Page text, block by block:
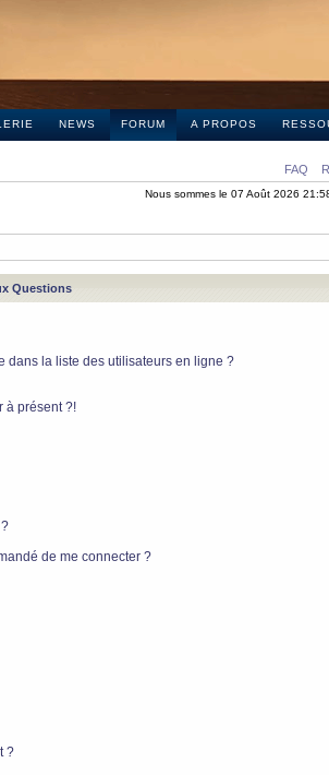
NEWS FORUM A PROPOS
FAQ
Nous sommes le 07 Août 2026
Questions
dans la liste des utilisateurs en ligne ?
à présent ?!
de me connecter ?
?